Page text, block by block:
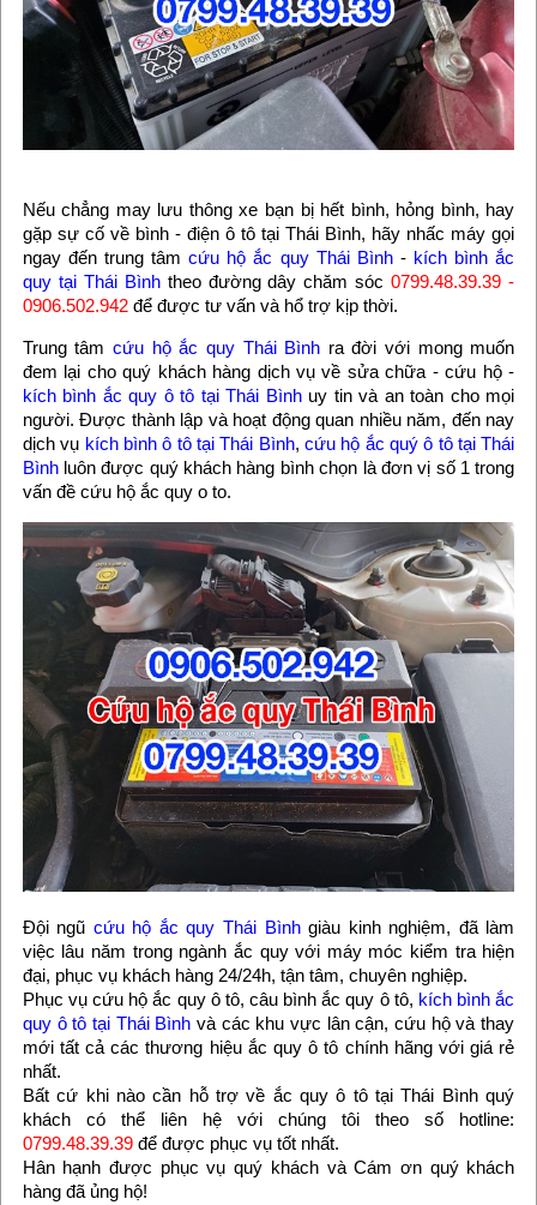
Nếu chẳng may lưu thông xe bạn bị hết bình, hỏng bình, hay
gặp sự cố về bình - điện ô tô tại Thái Bình, hãy nhấc máy gọi
ngay đến trung tâmcứu hộ ắc quy Thái Bình- kích bình ắc
quy tại Thái Bìnhtheo đường dây chăm sóc0799.48.39.39 -
0906.502.942để được tư vấn và hổ trợ kịp thời.
Trung tâmcứu hộ ắc quy Thái Bình ra đời với mong muốn
đem lại cho quý khách hàng dịch vụ về sửa chữa - cứu hộ -
kích bình ắc quy ô tô tại Thái Bìnhuy tin và an toàn cho mọi
người. Được thành lập và hoạt động quan nhiều năm, đến nay
dịch vụ kích bình ô tô tại Thái Bình, cứu hộ ắc quý ô tô tại Thái
Bìnhluôn được quý khách hàng bình chọn là đơn vị số 1 trong
vấn đề cứu hộ ắc quy o to.
Đội ngũ cứu hộ ắc quy Thái Bìnhgiàu kinh nghiệm, đã làm
việc lâu năm trong ngành ắc quy với máy móc kiểm tra hiện
đại, phục vụ khách hàng 24/24h, tận tâm, chuyên nghiệp.
Phục vụ cứu hộ ắc quy ô tô, câu bình ắc quy ô tô, kích bình ắc
quy ô tô tại Thái Bình và các khu vực lân cận, cứu hộ và thay
mới tất cả các thương hiệu ắc quy ô tô chính hãng với giá rẻ
nhất.
Bất cứ khi nào cần hỗ trợ về ắc quy ô tô tại Thái Bình quý
khách có thể liên hệ với chúng tôi theo số hotline:
0799.48.39.39để được phục vụ tốt nhất.
Hân hạnh được phục vụ quý khách và Cám ơn quý khách
hàng đã ủng hộ!